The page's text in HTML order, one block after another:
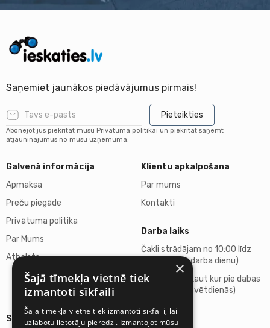
Saņemiet jaunākos piedāvājumus pirmais!
Pieteikties
Abonējot jūs piekrītat mūsu Privātuma politikai un piekrītat saņemt
atjauninājumus no mūsu uzņēmuma.
Galvenā informācija
Apmaksa
Preču piegāde
Privātuma politika
Par Mums
Atbalsts
Klientu apkalpošana
Par mums
Kontakti
Darba laiks
Čakli strādājam no 10:00 līdz
18:00 (katru darba dienu)
Atpūšamies kaut kur pie dabas
(sestdienās, svētdienās)
Sīkāka informācija
×
Šajā tīmekļa vietnē tiek
izmantoti sīkfaili
Šajā tīmekļa vietnē tiek izmantoti sīkfaili, lai
uzlabotu lietotāju pieredzi. Izmantojot mūsu